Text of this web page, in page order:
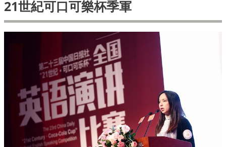
21世紀可口可樂杯季軍